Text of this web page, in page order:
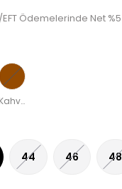
Ödemelerinde Net
Kahverengi
44 46 48